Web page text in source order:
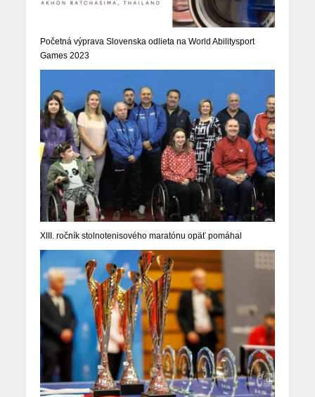
Početná výprava Slovenska odlieta na World Abilitysport
Games 2023
XIII. ročník stolnotenisového maratónu opäť pomáhal